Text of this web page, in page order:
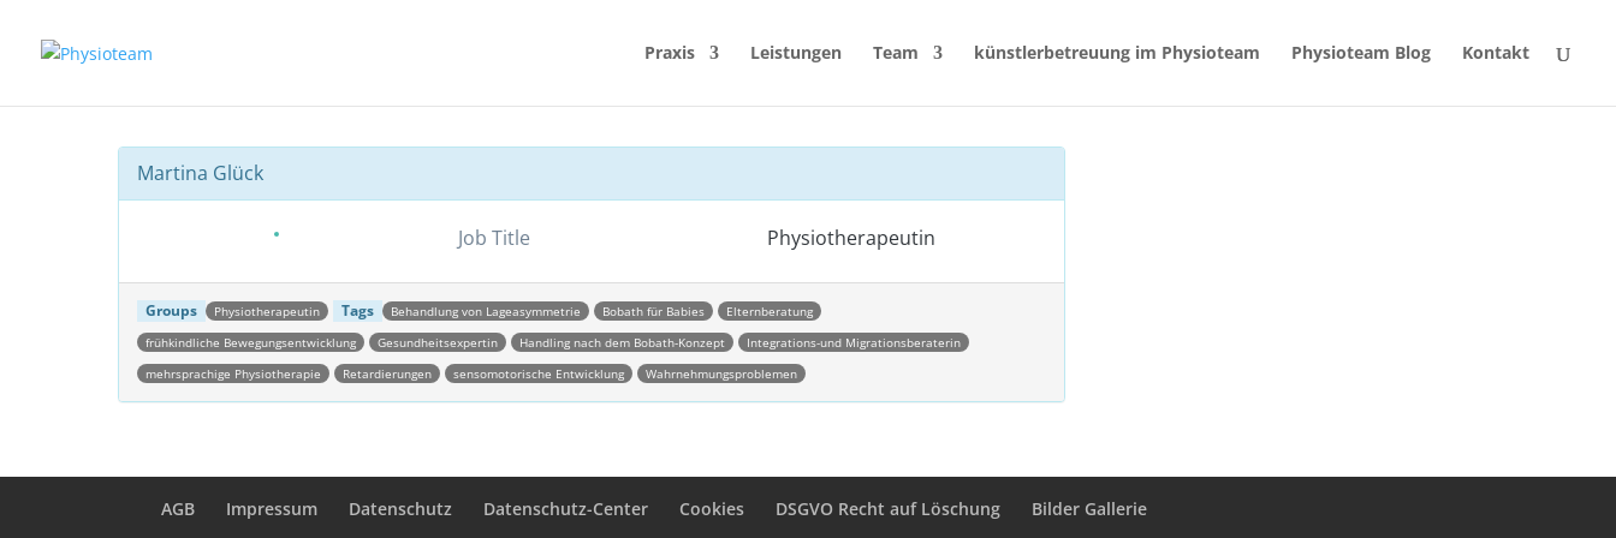
Praxis Leistungen Team künstlerbetreuung im Physioteam Physioteam Blog Kontakt
Martina Glück
Job Title Physiotherapeutin
Groups Physiotherapeutin Tags Behandlung von Lageasymmetrie Bobath für Babies
Elternberatung
frühkindliche Bewegungsentwicklung
Gesundheitsexpertin Handling nach dem Bobath-Konzept
Integrations-und Migrationsberaterin
mehrsprachige Physiotherapie
Retardierungen sensomotorische Entwicklung Wahrnehmungsproblemen
AGB Impressum Datenschutz Datenschutz-Center Cookies DSGVO Recht auf Löschung Bilder Gallerie